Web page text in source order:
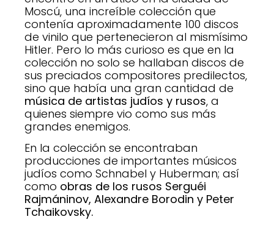
Moscú, una increíble colección que
contenía aproximadamente 100 discos
de vinilo que pertenecieron al mismísimo
Hitler. Pero lo más curioso es que en la
colección no solo se hallaban discos de
sus preciados compositores predilectos,
sino que había una gran cantidad de
música de artistas judíos y rusos, a
quienes siempre vio como sus más
grandes enemigos.
En la colección se encontraban
producciones de importantes músicos
judíos como Schnabel y Huberman; así
como obras de los rusos Serguéi
Rajmáninov, Alexandre Borodin y Peter
Tchaikovsky.